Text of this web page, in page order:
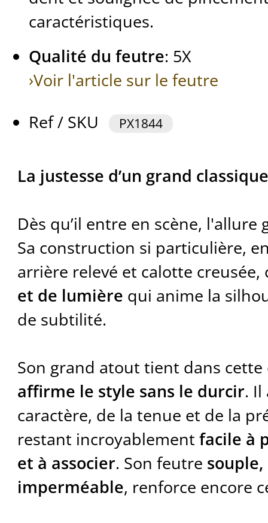
caractéristiques.
Qualité du feutre: 5X
›Voir l'article sur le feutre
Ref / SKU
PX1844
La justesse d’un grand classique
Dès qu’il entre en scène, l'allure
Sa construction si particulière,
arrière relevé et calotte creusée,
et de lumière qui anime la
de subtilité.
Son grand atout tient dans
affirme le style sans le durcir. Il
caractère, de la tenue et de la
restant incroyablement facile à
et à associer. Son feutre
imperméable, renforce encore